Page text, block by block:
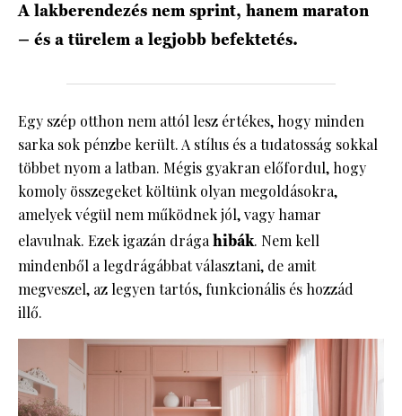
A lakberendezés nem sprint, hanem maraton
– és a türelem a legjobb befektetés.
Egy szép otthon nem attól lesz értékes, hogy minden
sarka sok pénzbe került. A stílus és a tudatosság sokkal
többet nyom a latban. Mégis gyakran előfordul, hogy
komoly összegeket költünk olyan megoldásokra,
amelyek végül nem működnek jól, vagy hamar
elavulnak. Ezek igazán drágahibák. Nem kell
mindenből a legdrágábbat választani, de amit
megveszel, az legyen tartós, funkcionális és hozzád
illő.